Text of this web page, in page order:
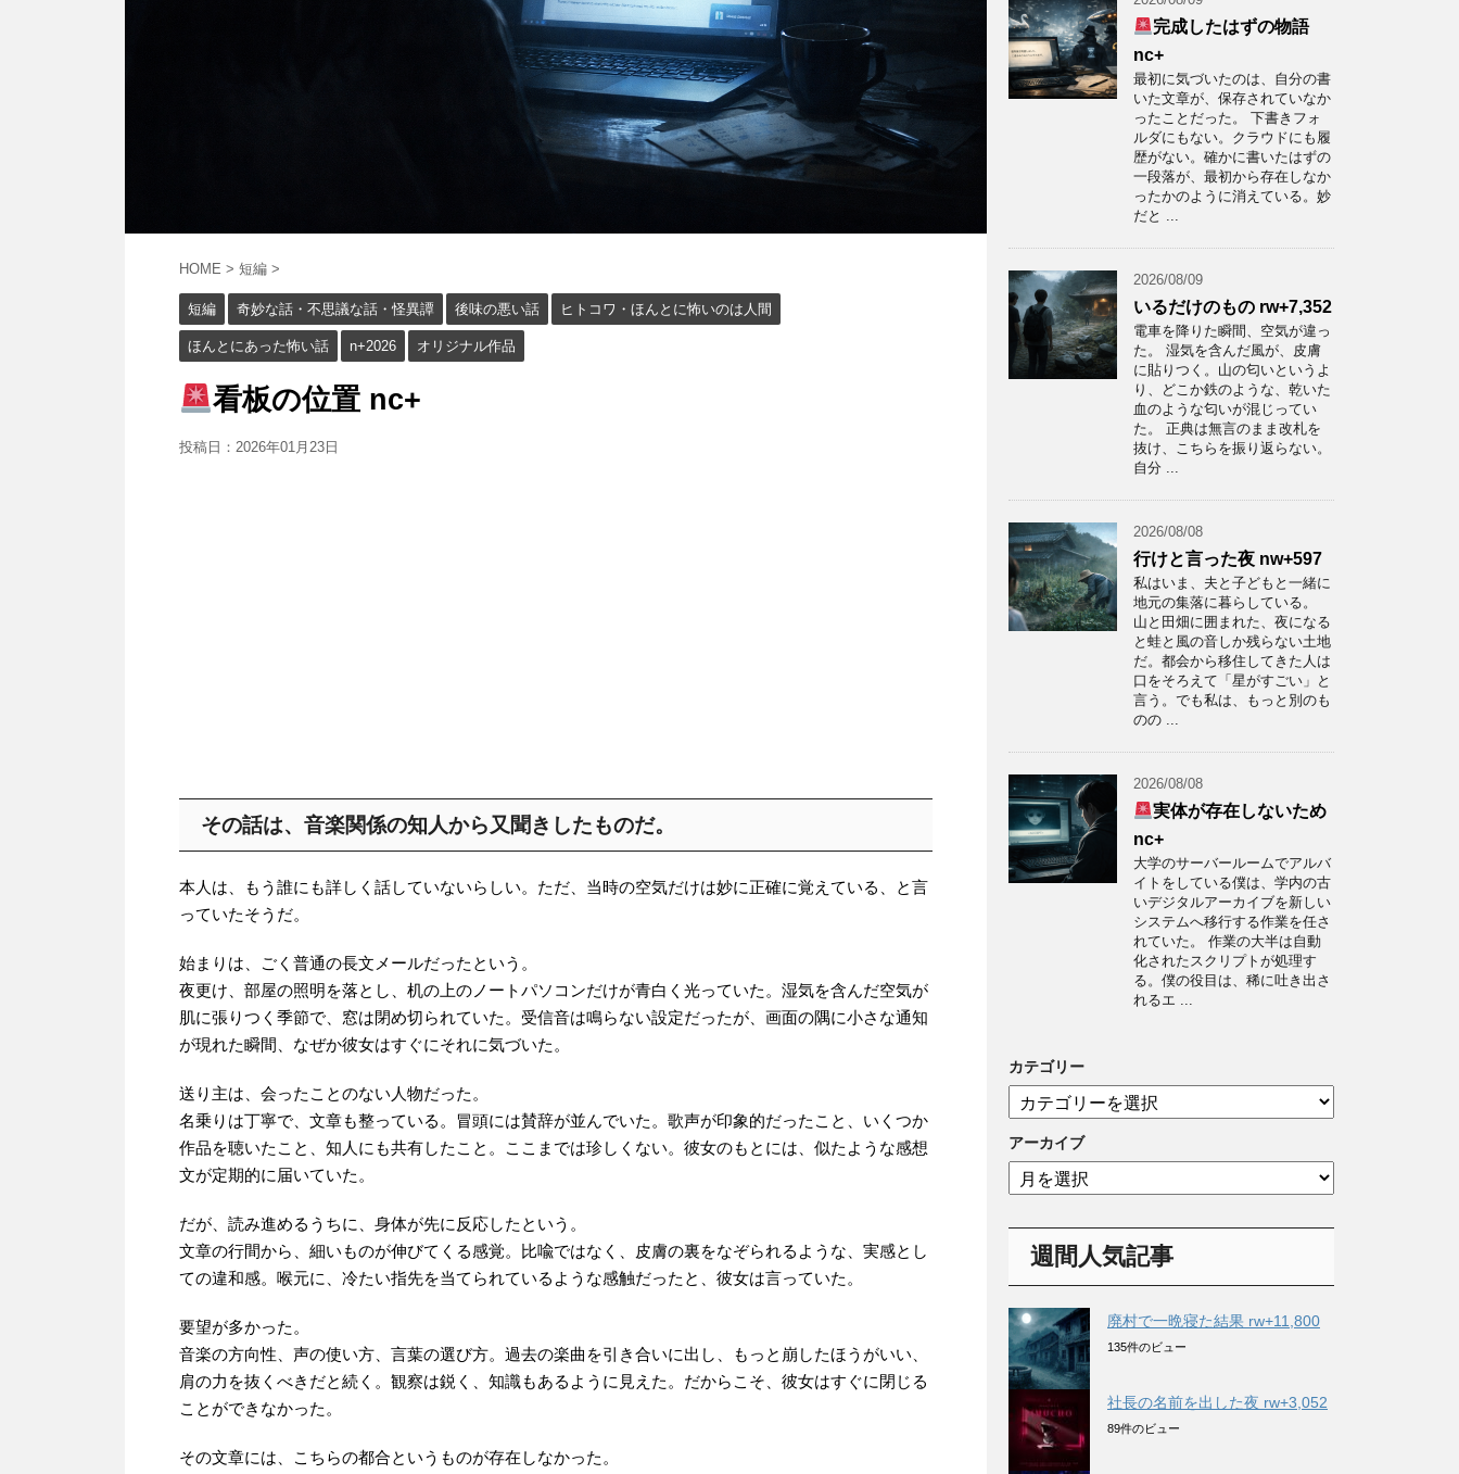
HOME > 短編 >
短編 奇妙な話・不思議な話・怪異譚 後味の悪い話 ヒトコワ・ほんとに怖いのは人間
ほんとにあった怖い話 n+2026 オリジナル作品
看板の位置 nc+
投稿日： 2026年01月23日
その話は、音楽関係の知人から又聞きしたものだ。
本人は、もう誰にも詳しく話していないらしい。ただ、当時の空気だけは妙に正確に覚えている、と言
っていたそうだ。
始まりは、ごく普通の長文メールだったという。
夜更け、部屋の照明を落とし、机の上のノートパソコンだけが青白く光っていた。湿気を含んだ空気が
肌に張りつく季節で、窓は閉め切られていた。受信音は鳴らない設定だったが、画面の隅に小さな通知
が現れた瞬間、なぜか彼女はすぐにそれに気づいた。
送り主は、会ったことのない人物だった。
名乗りは丁寧で、文章も整っている。冒頭には賛辞が並んでいた。歌声が印象的だったこと、いくつか
作品を聴いたこと、知人にも共有したこと。ここまでは珍しくない。彼女のもとには、似たような感想
文が定期的に届いていた。
だが、読み進めるうちに、身体が先に反応したという。
文章の行間から、細いものが伸びてくる感覚。比喩ではなく、皮膚の裏をなぞられるような、実感とし
ての違和感。喉元に、冷たい指先を当てられているような感触だったと、彼女は言っていた。
要望が多かった。
音楽の方向性、声の使い方、言葉の選び方。過去の楽曲を引き合いに出し、もっと崩したほうがいい、
肩の力を抜くべきだと続く。観察は鋭く、知識もあるように見えた。だからこそ、彼女はすぐに閉じる
ことができなかった。
その文章には、こちらの都合というものが存在しなかった。
完成したはずの物語
nc+
最初に気づいたのは、自分の書
いた文章が、保存されていなか
ったことだった。 下書きフォ
ルダにもない。クラウドにも履
歴がない。確かに書いたはずの
一段落が、最初から存在しなか
ったかのように消えている。妙
だと ...
2026/08/09
いるだけのもの rw+7,352
電車を降りた瞬間、空気が違っ
た。 湿気を含んだ風が、皮膚
に貼りつく。山の匂いというよ
り、どこか鉄のような、乾いた
血のような匂いが混じってい
た。 正典は無言のまま改札を
抜け、こちらを振り返らない。
自分 ...
2026/08/08
行けと言った夜 nw+597
私はいま、夫と子どもと一緒に
地元の集落に暮らしている。
山と田畑に囲まれた、夜になる
と蛙と風の音しか残らない土地
だ。都会から移住してきた人は
口をそろえて「星がすごい」と
言う。でも私は、もっと別のも
のの ...
2026/08/08
実体が存在しないため
nc+
大学のサーバールームでアルバ
イトをしている僕は、学内の古
いデジタルアーカイブを新しい
システムへ移行する作業を任さ
れていた。 作業の大半は自動
化されたスクリプトが処理す
る。僕の役目は、稀に吐き出さ
れるエ ...
カテゴリー
テ
ゴ
リ
ー
アーカイブ
ア
ー
週間人気記事
廃村で一晩寝た結果 rw+11,800
135件のビュー
社長の名前を出した夜 rw+3,052
89件のビュー